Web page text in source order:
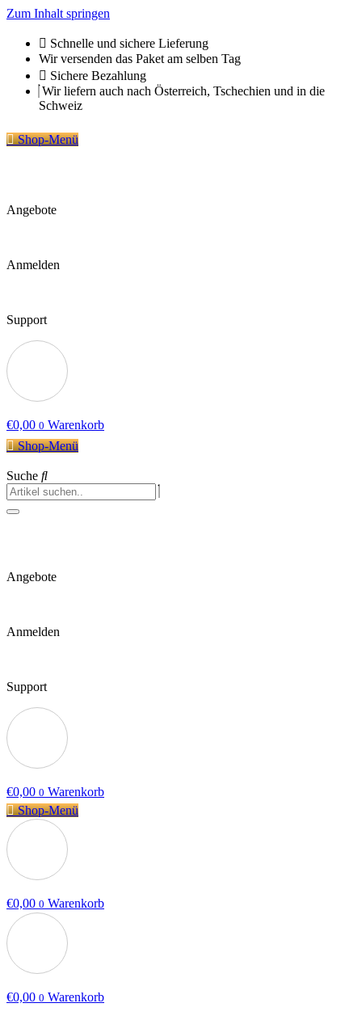
Zum Inhalt springen
Schnelle und sichere Lieferung
Wir versenden das Paket am selben Tag
Sichere Bezahlung
Wir liefern auch nach Österreich, Tschechien und in die
Schweiz
Shop-Menü
Angebote
Anmelden
Support
€0,00 0 Warenkorb
Shop-Menü
Suche
Angebote
Anmelden
Support
€0,00 0 Warenkorb
Shop-Menü
€0,00 0 Warenkorb
€0,00 0 Warenkorb